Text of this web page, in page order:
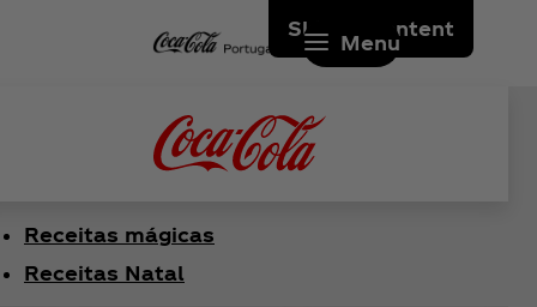
Skip to content
Menu
Receitas mágicas
Receitas Natal